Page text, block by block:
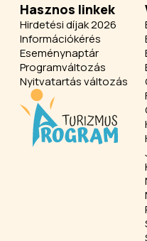
Hasznos linkek
Hirdetési díjak 2026
Információkérés
Eseménynaptár
Programváltozás
Nyitvatartás változás